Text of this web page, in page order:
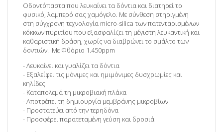
Οδοντόπαστα που λευκαίνει τα δόντια και διατηρεί το
φυσικό, λαμπερό σας χαμόγελο. Με σύνθεση στηριγμένη
στη σύγχρονη τεχνολογία micro-silica των πατενταρισμένων
κόκκων πυριτίου που εξασφαλίζει τη μέγιστη λευκαντική και
καθαριστική δράση, χωρίς να διαβρώνει το σμάλτο των
δοντιών. Με Φθόριο 1.450ppm
- Λευκαίνει και γυαλίζει τα δόντια
- Εξαλείφει τις μόνιμες και ημιμόνιμες δυσχρωμίες και
κηλίδες
- Καταπολεμά τη μικροβιακή πλάκα
- Αποτρέπει τη δημιουργία μεμβράνης μικροβίων
- Προστατεύει από την τερηδόνα
- Προσφέρει παρατεταμένη γεύση και δροσιά